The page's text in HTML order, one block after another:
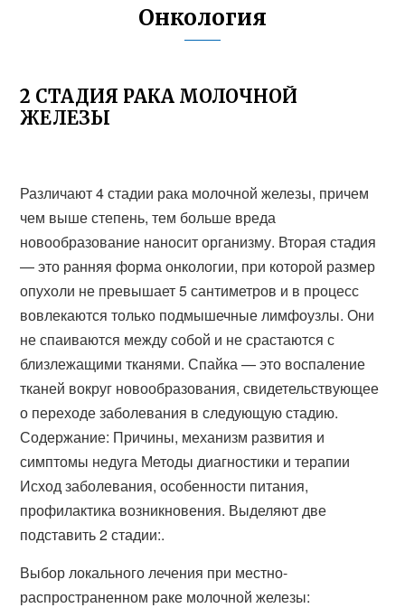
Онкология
2 СТАДИЯ РАКА МОЛОЧНОЙ
ЖЕЛЕЗЫ
Различают 4 стадии рака молочной железы, причем
чем выше степень, тем больше вреда
новообразование наносит организму. Вторая стадия
— это ранняя форма онкологии, при которой размер
опухоли не превышает 5 сантиметров и в процесс
вовлекаются только подмышечные лимфоузлы. Они
не спаиваются между собой и не срастаются с
близлежащими тканями. Спайка — это воспаление
тканей вокруг новообразования, свидетельствующее
о переходе заболевания в следующую стадию.
Содержание: Причины, механизм развития и
симптомы недуга Методы диагностики и терапии
Исход заболевания, особенности питания,
профилактика возникновения. Выделяют две
подставить 2 стадии:.
Выбор локального лечения при местно-
распространенном раке молочной железы: